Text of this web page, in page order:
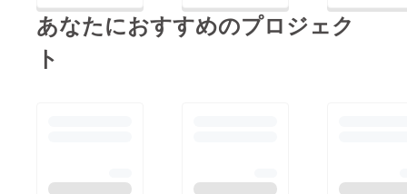
あなたにおすすめのプロジェク
ト